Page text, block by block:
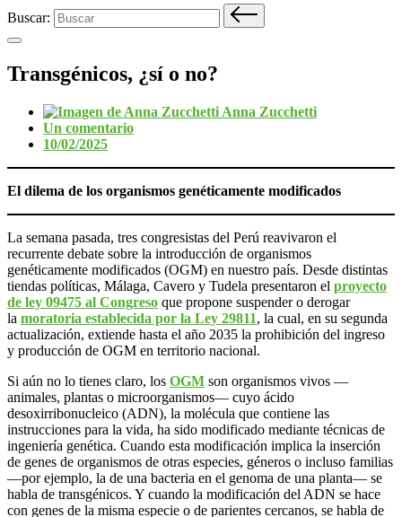
Buscar:
Transgénicos, ¿sí o no?
Anna Zucchetti
Un comentario
10/02/2025
El dilema de los organismos genéticamente modificados
La semana pasada, tres congresistas del Perú reavivaron el
recurrente debate sobre la introducción de organismos
genéticamente modificados (OGM) en nuestro país. Desde distintas
tiendas políticas, Málaga, Cavero y Tudela presentaron el proyecto
de ley 09475 al Congreso que propone suspender o derogar
la moratoria establecida por la Ley 29811, la cual, en su segunda
actualización, extiende hasta el año 2035 la prohibición del ingreso
y producción de OGM en territorio nacional.
Si aún no lo tienes claro, los OGM son organismos vivos —
animales, plantas o microorganismos— cuyo ácido
desoxirribonucleico (ADN), la molécula que contiene las
instrucciones para la vida, ha sido modificado mediante técnicas de
ingeniería genética. Cuando esta modificación implica la inserción
de genes de organismos de otras especies, géneros o incluso familias
—por ejemplo, la de una bacteria en el genoma de una planta— se
habla de transgénicos. Y cuando la modificación del ADN se hace
con genes de la misma especie o de parientes cercanos, se habla de